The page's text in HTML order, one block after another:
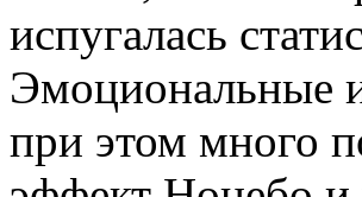
испугалась
Эмоциональные
при этом много